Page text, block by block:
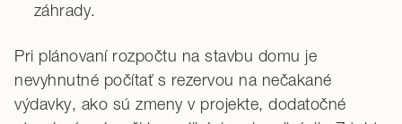
záhrady.
Pri plánovaní rozpočtu na stavbu domu je
nevyhnutné počítať s rezervou na nečakané
výdavky, ako sú zmeny v projekte, dodatočné